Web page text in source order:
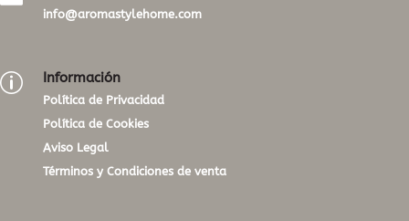
info@aromastylehome.com
p Información
Política de Privacidad
Política de Cookies
Aviso Legal
Términos y Condiciones de venta